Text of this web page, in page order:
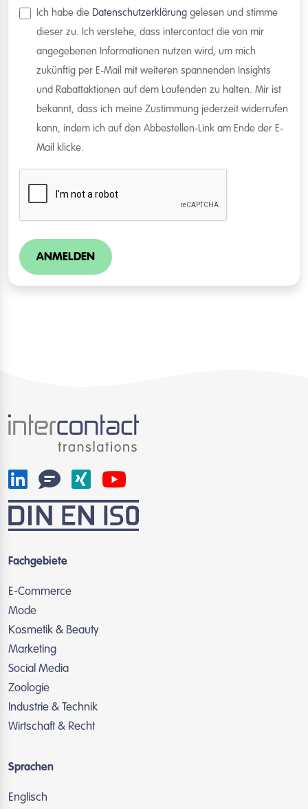
Ich habe die Datenschutzerklärung gelesen und stimme
dieser zu. Ich verstehe, dass intercontact die von mir
angegebenen Informationen nutzen wird, um mich
zukünftig per E-Mail mit weiteren spannenden Insights
und Rabattaktionen auf dem Laufenden zu halten. Mir ist
bekannt, dass ich meine Zustimmung jederzeit widerrufen
kann, indem ich auf den Abbestellen-Link am Ende der E-
Mail klicke.
ANMELDEN
Fachgebiete
E-Commerce
Mode
Kosmetik & Beauty
Marketing
Social Media
Zoologie
Industrie & Technik
Wirtschaft & Recht
Sprachen
Englisch